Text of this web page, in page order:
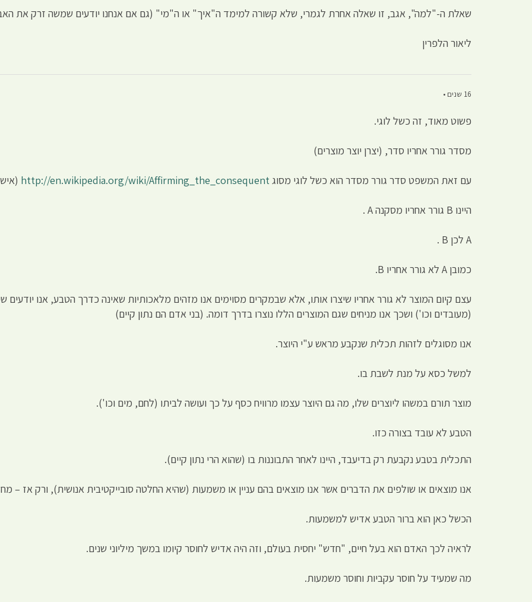
שאלת ה-"למה", אגב, זו שאלה אחרת לגמרי, שלא קשורה למימד ה"איך" או ה"מי" (גם אם אנחנו יודעים שמשה זרק את
ליאור הלפרין
16 שנים •
פשוט מאוד, זה כשל לוגי.
מסדר גורר אחריו סדר, (יצרן יוצר מוצרים)
עם זאת המשפט סדר גורר מסדר הוא כשל לוגי מסוגhttp://en.wikipedia.org/wiki/Affirming_the_consequent
היינו B גורר אחריו מסקנה A .
A לכן B .
כמובן A לא גורר אחריו B.
עצם קיום המוצר לא גורר אחריו שיצרו אותו, אלא שבמקרים מסוימים אנו מזהים מלאכותיות שאינה כדרך הטבע, אנו יודעים
(מעובדים וכו') ושכך אנו מניחים שגם המוצרים הללו נוצרו בדרך דומה. (בני אדם הם נתון קיים)
אנו מסוגלים לזהות תכלית שנקבע מראש ע"י היוצר.
למשל כסא על מנת לשבת בו.
מוצר תורם במשהו ליוצרים שלו, מה גם היוצר עצמו מרוויח כסף על כך ועושה לביתו (לחם, מים וכו').
הטבע לא עובד בצורה כזו.
התכלית בטבע נקבעת רק בדיעבד, היינו לאחר התבוננות בו (שהוא הרי נתון קיים).
אנו מוצאים או שולפים את הדברים אשר אנו מוצאים בהם עניין או משמעות (שהיא החלטה סובייקטיבית אנושית), ורק אז –
הכשל כאן הוא ברור הטבע אדיש למשמעות.
לראיה לכך האדם הוא בעל חיים, "חדש" יחסית בעולם, וזה היה אדיש לחוסר קיומו במשך מיליוני שנים.
מה שמעיד על חוסר עקביות וחוסר משמעות.